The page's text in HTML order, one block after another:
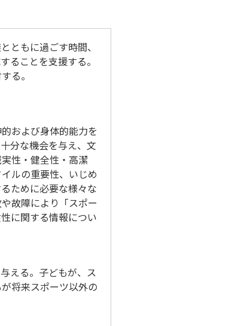
ともに過ごす時間、
ることを支援する。
る。
および身体的能力を
分な機会を与え、文
性・健全性・高潔
ルの重要性、いじめ
ために必要な様々な
故障により「スポー
に関する情報につい
える。子どもが、ス
将来スポーツ以外の